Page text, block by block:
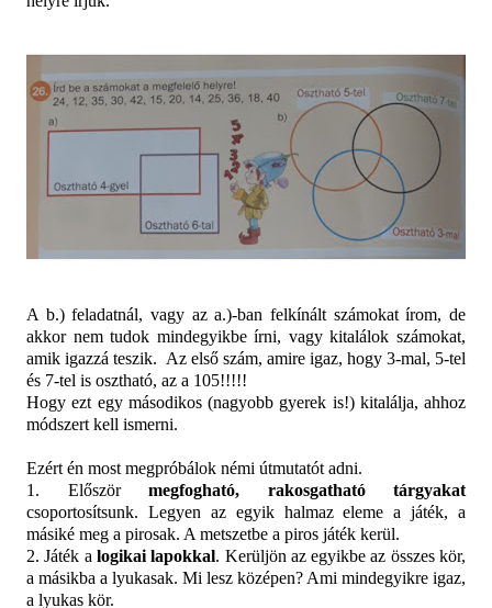
A b.) feladatnál, vagy az a.)-ban felkínált számokat írom, de
akkor nem tudok mindegyikbe írni, vagy kitalálok számokat,
amik igazzá teszik. Az első szám, amire igaz, hogy 3-mal, 5-tel
és 7-tel is osztható, az a 105!!!!!
Hogy ezt egy másodikos (nagyobb gyerek is!) kitalálja, ahhoz
módszert kell ismerni.
Ezért én most megpróbálok némi útmutatót adni.
1. Először megfogható, rakosgatható tárgyakat
csoportosítsunk. Legyen az egyik halmaz eleme a játék, a
másiké meg a pirosak. A metszetbe a piros játék kerül.
2. Játék a logikai lapokkal. Kerüljön az egyikbe az összes kör,
a másikba a lyukasak. Mi lesz középen? Ami mindegyikre igaz,
a lyukas kör.